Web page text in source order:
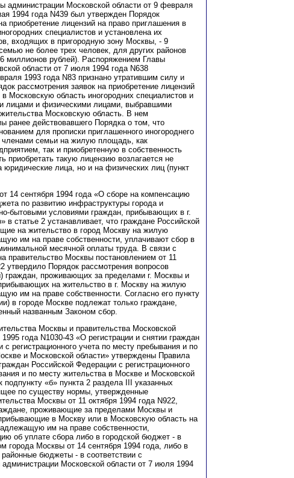
администрации Московской области от 9 февраля
1994 года N439 был утвержден Порядок
приобретение лицензий на право приглашения в
специалистов и установлена их
входящих в пригородную зону Москвы, - 9
не более трех человек, для других районов
миллионов рублей). Распоряжением Главы
области от 7 июля 1994 года N638
1993 года N83 признано утратившим силу и
рассмотрения заявок на приобретение лицензий
Московскую область иногородних специалистов и
лицами и физическими лицами, выбравшими
Московскую область. В нем
ранее действовавшего Порядка о том, что
для прописки приглашенного иногороднего
членами семьи на жилую площадь, как
так и приобретенную в собственность
приобретать такую лицензию возлагается не
юридические лица, но и на физических лиц (пункт
14 сентября 1994 года «О сборе на компенсацию
по развитию инфраструктуры города и
бытовыми условиями граждан, прибывающих в г.
в статье 2 устанавливает, что граждане Российской
на жительство в город Москву на жилую
им на праве собственности, уплачивают сбор в
месячной оплаты труда. В связи с
правительство Москвы постановлением от 11
утвердило Порядок рассмотрения вопросов
граждан, проживающих за пределами г. Москвы и
на жительство в г. Москву на жилую
им на праве собственности. Согласно его пункту
в городе Москве подлежат только граждане,
названным Законом сбор.
Москвы и правительства Московской
года N1030-43 «О регистрации и снятии граждан
с регистрационного учета по месту пребывания и по
и Московской области» утверждены Правила
Российской Федерации с регистрационного
и по месту жительства в Москве и Московской
подпункту «б» пункта 2 раздела III указанных
по существу нормы, утвержденные
Москвы от 11 октября 1994 года N922,
проживающие за пределами Москвы и
в Москву или в Московскую область на
им на праве собственности,
об уплате сбора либо в городской бюджет - в
города Москвы от 14 сентября 1994 года, либо в
районные бюджеты - в соответствии с
Московской области от 7 июля 1994